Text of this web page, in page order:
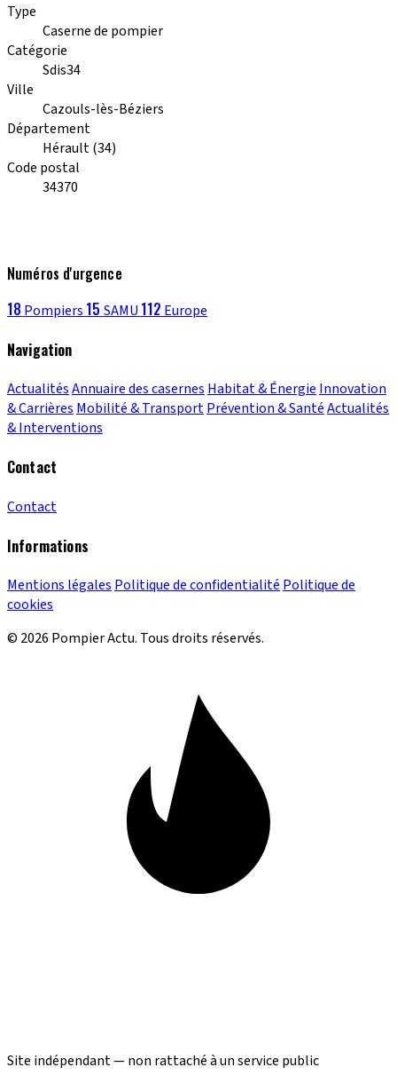
Type
Caserne de pompier
Catégorie
Sdis34
Ville
Cazouls-lès-Béziers
Département
Hérault (34)
Code postal
34370
Numéros d'urgence
18 Pompiers 15 SAMU 112 Europe
Navigation
ActualitésAnnuaire des casernes Habitat & Énergie Innovation
& Carrières Mobilité & TransportPrévention & SantéActualités
& Interventions
Contact
Contact
Informations
Mentions légales Politique de confidentialité Politique de
cookies
© 2026 Pompier Actu. Tous droits réservés.
Site indépendant — non rattaché à un service public